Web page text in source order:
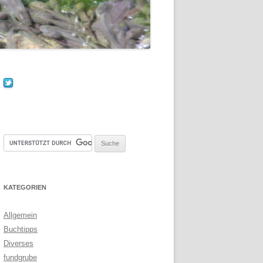
KATEGORIEN
Allgemein
Buchtipps
Diverses
fundgrube